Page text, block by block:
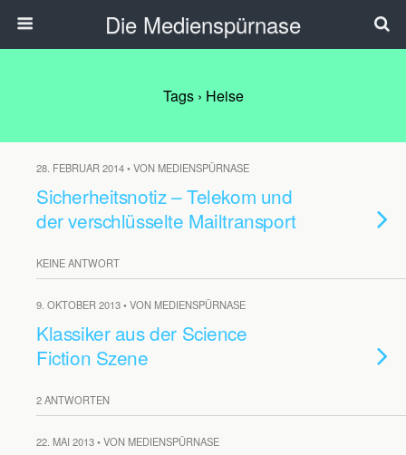
Die Medienspürnase
Tags › Heise
28. FEBRUAR 2014 • VON MEDIENSPÜRNASE
Sicherheitsnotiz – Telekom und
der verschlüsselte Mailtransport
KEINE ANTWORT
9. OKTOBER 2013 • VON MEDIENSPÜRNASE
Klassiker aus der Science
Fiction Szene
2 ANTWORTEN
22. MAI 2013 • VON MEDIENSPÜRNASE